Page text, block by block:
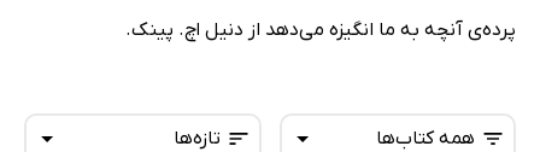
پرده‌ی آنچه به ما انگیزه می‌دهد از دنیل اچ. پینک.
تازه‌ها همه کتاب‌ها